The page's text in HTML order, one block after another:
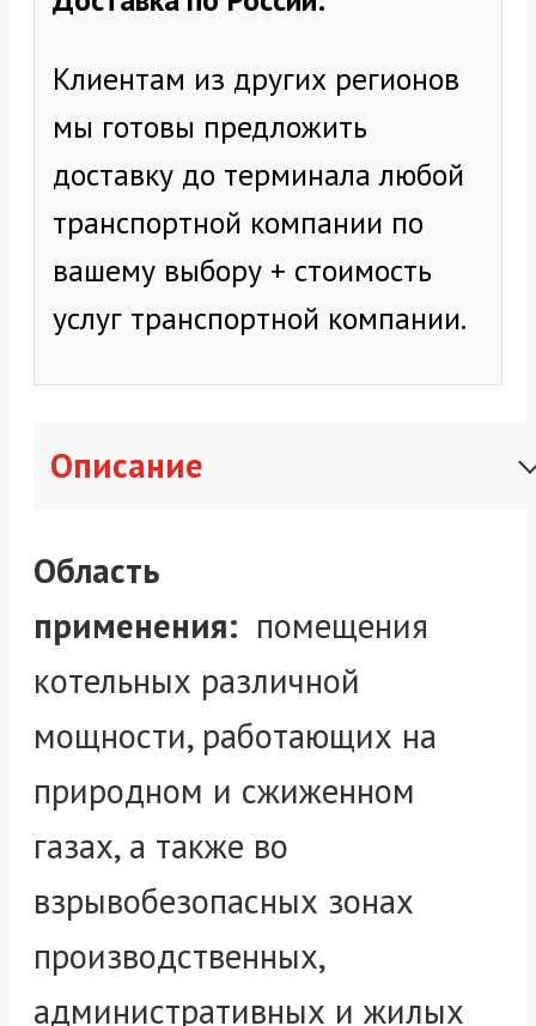
Клиентам из других регионов
мы готовы предложить
доставку до терминала любой
транспортной компании по
вашему выбору + стоимость
услуг транспортной компании.
Описание
Область
применения: помещения
котельных различной
мощности, работающих на
природном и сжиженном
газах, а также во
взрывобезопасных зонах
производственных,
административных и жилых